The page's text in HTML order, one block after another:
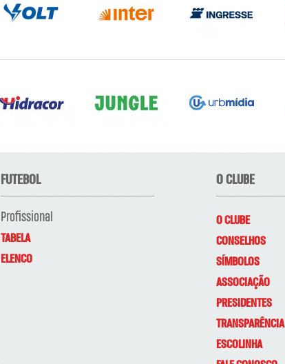
FUTEBOL
Profissional
TABELA
ELENCO
O CLUBE
O CLUBE
CONSELHOS
SÍMBOLOS
ASSOCIAÇÃO
PRESIDENTES
TRANSPARÊNCIA
ESCOLINHA